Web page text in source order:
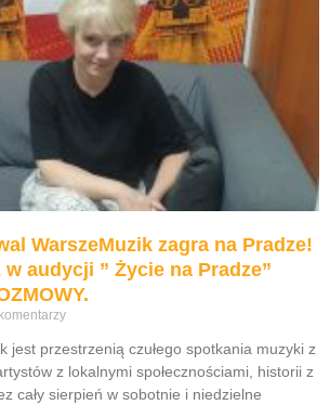
WarszeMuzik zagra na Pradze!
audycji ” Życie na Pradze”
jest przestrzenią czułego spotkania muzyki z
z lokalnymi społecznościami, historii z
cały sierpień w sobotnie i niedzielne